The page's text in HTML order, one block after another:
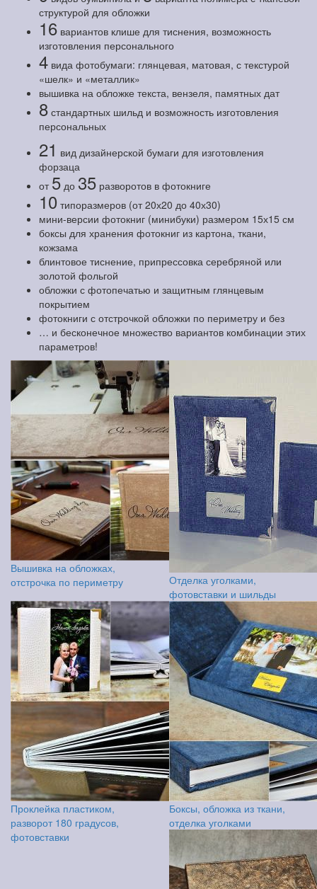
структурой для обложки
16 вариантов клише для тиснения, возможность
изготовления персонального
4 вида фотобумаги: глянцевая, матовая, с текстурой
«шелк» и «металлик»
вышивка на обложке текста, вензеля, памятных дат
8 стандартных шильд и возможность изготовления
персональных
21 вид дизайнерской бумаги для изготовления
форзаца
от 5 до 35 разворотов в фотокниге
10 типоразмеров (от 20х20 до 40х30)
мини-версии фотокниг (минибуки) размером 15х15 см
боксы для хранения фотокниг из картона, ткани,
кожзама
блинтовое тиснение, припрессовка серебряной или
золотой фольгой
обложки с фотопечатью и защитным глянцевым
покрытием
фотокниги с отстрочкой обложки по периметру и без
… и бесконечное множество вариантов комбинации этих
параметров!
Вышивка на обложках,
отстрочка по периметру
Отделка уголками,
фотовставки и шильды
Проклейка пластиком,
разворот 180 градусов,
фотовставки
Боксы, обложка из ткани,
отделка уголками